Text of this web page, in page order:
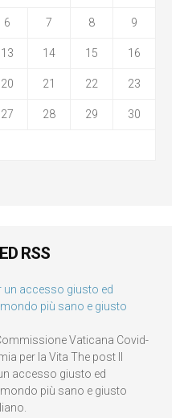
6 7 8 9
13 14 15 16
20 21 22 23
27 28 29 30
RSS
un accesso giusto ed
più sano e giusto
Vaticana Covid-
per la Vita The post Il
accesso giusto ed
più sano e giusto